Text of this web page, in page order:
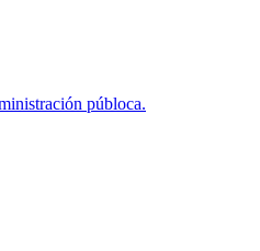
públoca.